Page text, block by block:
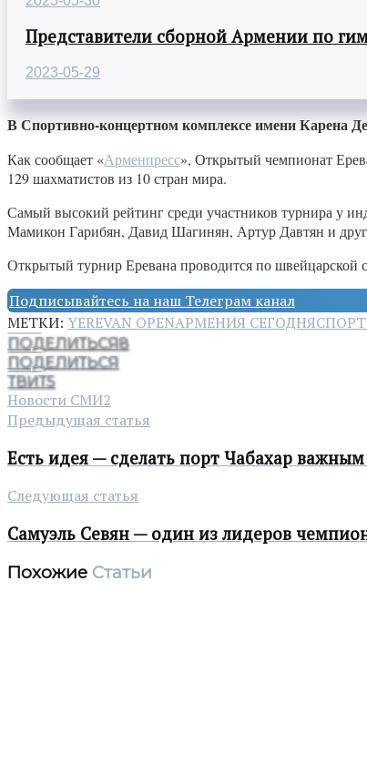
Представители сборной Армении по
2023-05-29
В Спортивно-концертном комплексе имени Карена
Как сообщает «Арменпресс», Открытый чемпионат
129 шахматистов из 10 стран мира.
Самый высокий рейтинг среди участников турнира у
Мамикон Гарибян, Давид Шагинян, Артур Давтян и
Открытый турнир Еревана проводится по швейцарской
Подписывайтесь на наш Телеграм канал
МЕТКИ: YEREVAN OPENАРМЕНИЯ СЕГОДНЯСПОРТ
ПОДЕЛИТЬСЯ8
ПОДЕЛИТЬСЯ
ТВИТ5
Новости СМИ2
Предыдущая статья
Есть идея — сделать порт Чабахар
Следующая статья
Самуэль Севян — один из лидеров
Похожие Статьи